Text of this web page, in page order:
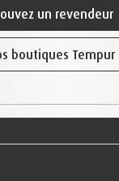
un revendeur
boutiques Tempur